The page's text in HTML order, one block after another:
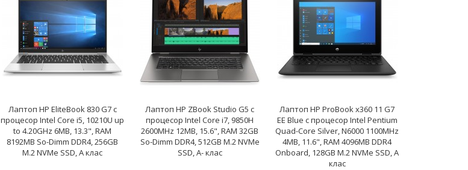
Лаптоп HP EliteBook 830 G7 с
процесор Intel Core i5, 10210U up
to 4.20GHz 6MB, 13.3", RAM
8192MB So-Dimm DDR4, 256GB
M.2 NVMe SSD, A клас
Лаптоп HP ZBook Studio G5 с
процесор Intel Core i7, 9850H
2600MHz 12MB, 15.6", RAM 32GB
So-Dimm DDR4, 512GB M.2 NVMe
SSD, A- клас
Лаптоп HP ProBook x360 11 G7
EE Blue с процесор Intel Pentium
Quad-Core Silver, N6000 1100MHz
4MB, 11.6", RAM 4096MB DDR4
Onboard, 128GB M.2 NVMe SSD, A
клас